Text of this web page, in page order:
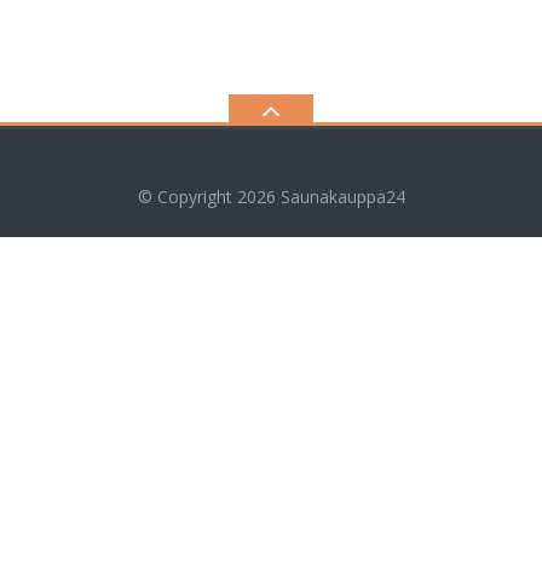
© Copyright 2026 Saunakauppa24